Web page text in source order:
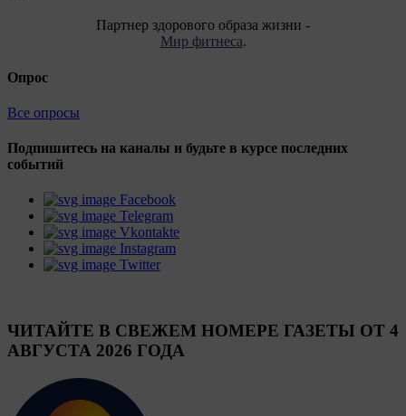
Партнер здорового образа жизни -
Мир фитнеса.
Опрос
Все опросы
Подпишитесь на каналы и будьте в курсе последних
событий
Facebook
Telegram
Vkontakte
Instagram
Twitter
ЧИТАЙТЕ В СВЕЖЕМ НОМЕРЕ ГАЗЕТЫ ОТ 4
АВГУСТА 2026 ГОДА